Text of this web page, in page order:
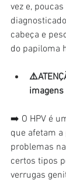
vez e,
cabeça e
do papiloma
➡️ O HPV é
que afetam a
problemas
certos tipos
verrugas